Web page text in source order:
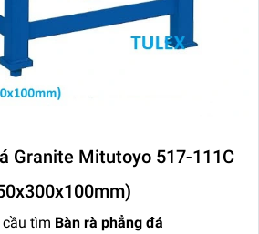
Granite Mitutoyo 517-111C
tìm Bàn rà phẳng đá